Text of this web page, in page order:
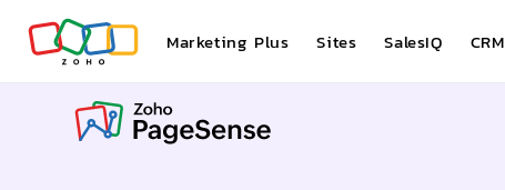
Marketing Plus Sites SalesIQ CRM